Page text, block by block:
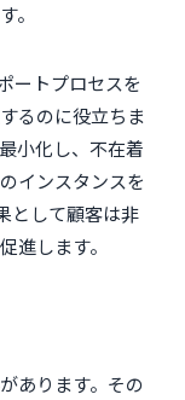
。
ートプロセスを
るのに役立ちま
小化し、不在着
インスタンスを
として顧客は非
進します。
あります。その